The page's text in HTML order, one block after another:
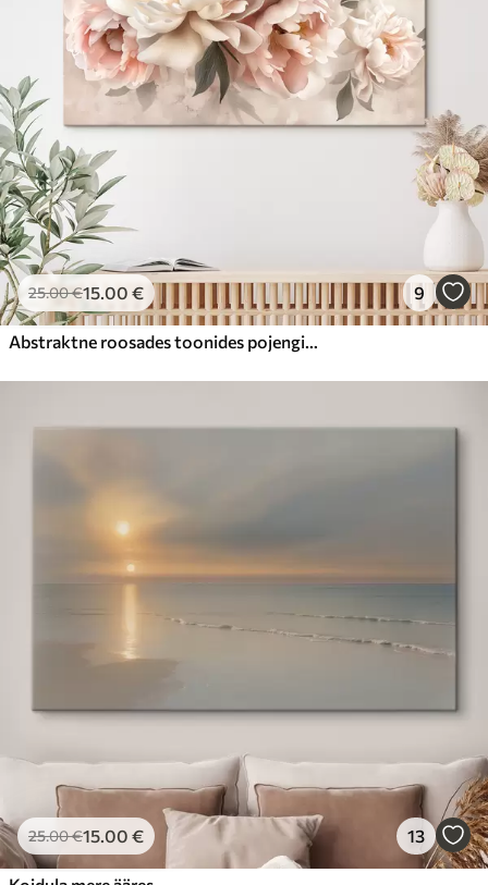
25.00€15.00 € 9
Abstraktne roosades toonides pojengide kimp
25.00€15.00 € 13